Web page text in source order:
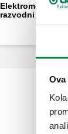
Elektromotorni
razvodni ventil.